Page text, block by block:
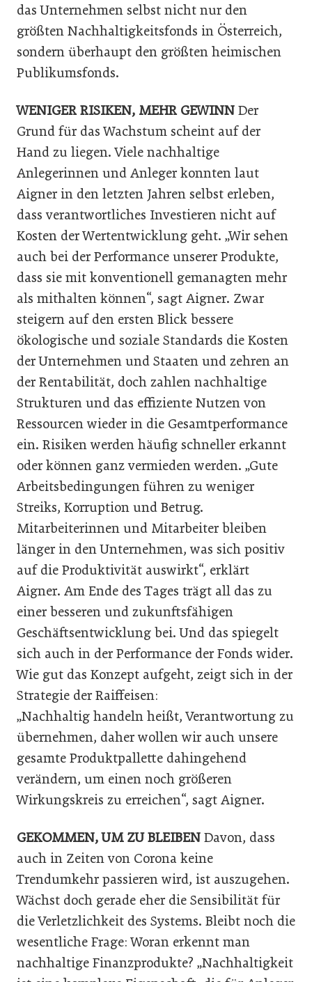
das Unternehmen selbst nicht nur den
größten Nachhaltigkeitsfonds in Österreich,
sondern überhaupt den größten heimischen
Publikumsfonds.
WENIGER RISIKEN, MEHR GEWINN Der
Grund für das Wachstum scheint auf der
Hand zu liegen. Viele nachhaltige
Anlegerinnen und Anleger konnten laut
Aigner in den letzten Jahren selbst erleben,
dass verantwortliches Investieren nicht auf
Kosten der Wertentwicklung geht. „Wir sehen
auch bei der Performance unserer Produkte,
dass sie mit konventionell gemanagten mehr
als mithalten können“, sagt Aigner. Zwar
steigern auf den ersten Blick bessere
ökologische und soziale Standards die Kosten
der Unternehmen und Staaten und zehren an
der Rentabilität, doch zahlen nachhaltige
Strukturen und das effiziente Nutzen von
Ressourcen wieder in die Gesamtperformance
ein. Risiken werden häufig schneller erkannt
oder können ganz vermieden werden. „Gute
Arbeitsbedingungen führen zu weniger
Streiks, Korruption und Betrug.
Mitarbeiterinnen und Mitarbeiter bleiben
länger in den Unternehmen, was sich positiv
auf die Produktivität auswirkt“, erklärt
Aigner. Am Ende des Tages trägt all das zu
einer besseren und zukunftsfähigen
Geschäftsentwicklung bei. Und das spiegelt
sich auch in der Performance der Fonds wider.
Wie gut das Konzept aufgeht, zeigt sich in der
Strategie der Raiffeisen:
„Nachhaltig handeln heißt, Verantwortung zu
übernehmen, daher wollen wir auch unsere
gesamte Produktpallette dahingehend
verändern, um einen noch größeren
Wirkungskreis zu erreichen“, sagt Aigner.
GEKOMMEN, UM ZU BLEIBEN Davon, dass
auch in Zeiten von Corona keine
Trendumkehr passieren wird, ist auszugehen.
Wächst doch gerade eher die Sensibilität für
die Verletzlichkeit des Systems. Bleibt noch die
wesentliche Frage: Woran erkennt man
nachhaltige Finanzprodukte? „Nachhaltigkeit